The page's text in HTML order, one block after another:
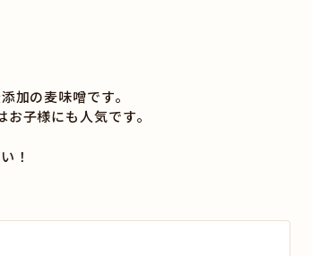
加の麦味噌です。
子様にも人気です。
！